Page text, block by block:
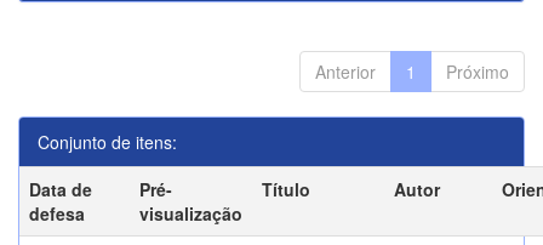
Anterior 1 Próximo
Conjunto de itens:
Data de
defesa
Pré-
visualização
Título Autor